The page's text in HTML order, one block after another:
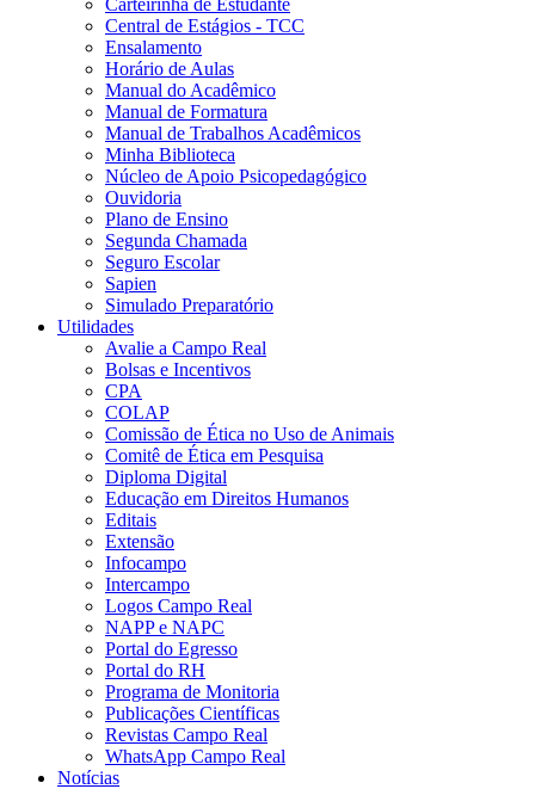
Central de Estágios - TCC
Ensalamento
Horário de Aulas
Manual do Acadêmico
Manual de Formatura
Manual de Trabalhos Acadêmicos
Minha Biblioteca
Núcleo de Apoio Psicopedagógico
Ouvidoria
Plano de Ensino
Segunda Chamada
Seguro Escolar
Sapien
Simulado Preparatório
Utilidades
Avalie a Campo Real
Bolsas e Incentivos
CPA
COLAP
Comissão de Ética no Uso de Animais
Comitê de Ética em Pesquisa
Diploma Digital
Educação em Direitos Humanos
Editais
Extensão
Infocampo
Intercampo
Logos Campo Real
NAPP e NAPC
Portal do Egresso
Portal do RH
Programa de Monitoria
Publicações Científicas
Revistas Campo Real
WhatsApp Campo Real
Notícias